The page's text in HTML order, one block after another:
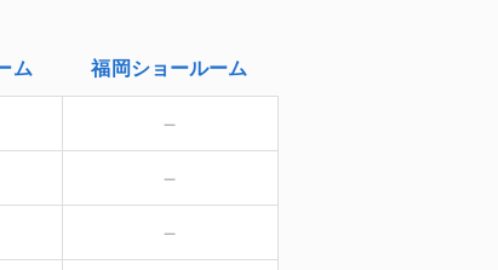
ム 福岡ショールーム
－
－
－